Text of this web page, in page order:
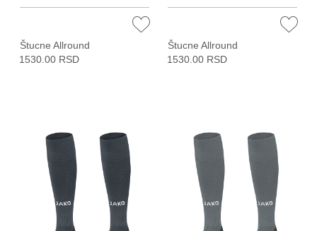
Štucne Allround
1530.00 RSD
Štucne Allround
1530.00 RSD